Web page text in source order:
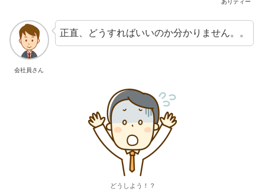
会社員さん
正直、どうすればいいのか分かりません。。
どうしよう！？